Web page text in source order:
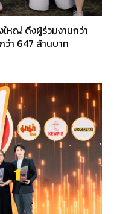
หญ่ ดึงผู้ร่วมงานกว่า
า 647 ล้านบาท